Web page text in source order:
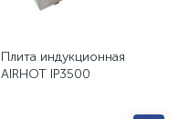
Плита индукционная
AIRHOT IP3500